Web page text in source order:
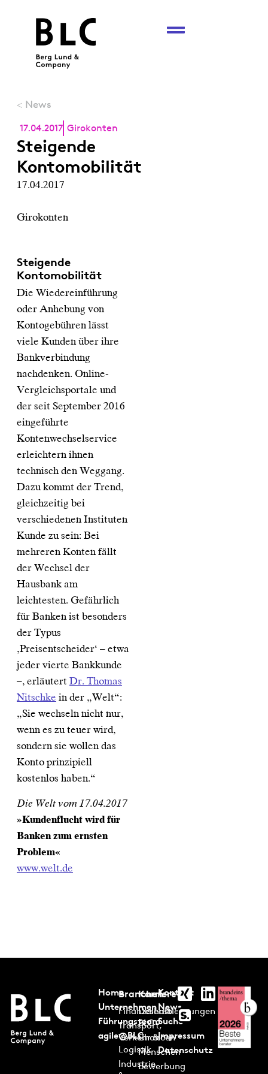
< News
17.04.2017 Girokonten
Steigende
Kontomobilität
17.04.2017
Girokonten
Steigende
Kontomobilität
Die Wiedereinführung
oder Anhebung von
Kontogebühren lässt
viele Kunden über ihre
Bankverbindung
nachdenken. Online-
Vergleichsportale und
der seit September 2016
eingeführte
Kontenwechselservice
erleichtern ihnen
technisch den Weggang.
Dazu kommt der Trend,
gleichzeitig bei
verschiedenen Instituten
Kunde zu sein: Bei
mehreren Konten fällt
der Wechsel der
Hausbank am
leichtesten. Gefährlich
für Banken ist besonders
der Typus
‚Preisentscheider‘ – etwa
jeder vierte Bankkunde
–, erläutertDr. Thomas
Nitschke in der „Welt“:
„Sie wechseln nicht nur,
wenn es zu teuer wird,
sondern sie wollen das
Konto prinzipiell
kostenlos haben.“
Die Welt vom 17.04.2017
»Kundenflucht wird für
Banken zum ernsten
Problem«
www.welt.de
Home
Unternehmen
Führungsteam
agile@BLC
Branchen
Finanzdienstleistungen
Transport,
Verkehr &
Logistik
Industrie
Karriere
Deshalb
BLC
Chancen
Menschen
Bewerbung
Kontakt
News
Suche
Impressum
Datenschutz